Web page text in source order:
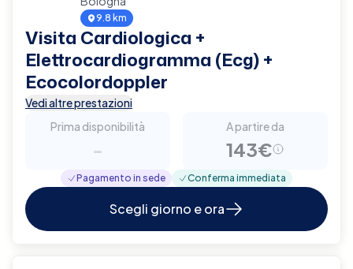
9.8 km
Visita Cardiologica +
Elettrocardiogramma (Ecg) +
Ecocolordoppler
Vedi altre prestazioni
Prima disponibilità
-
A partire da
143€
Pagamento in sede Conferma immediata
Scegli giorno e ora